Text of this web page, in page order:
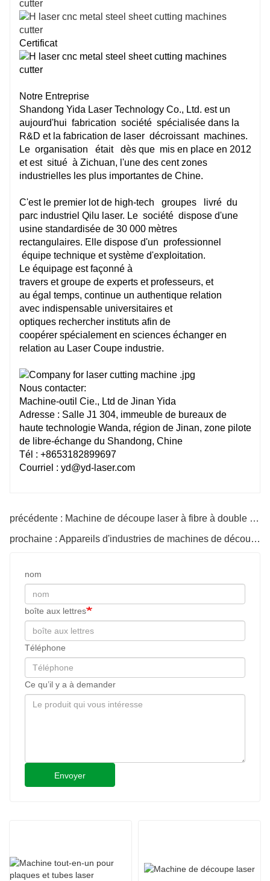
Certificat
Notre Entreprise
Shandong Yida Laser Technology Co., Ltd. est un
aujourd'hui fabrication société spécialisée dans la
R&D et la fabrication de laser décroissant machines.
Le organisation était dès que mis en place en 2012
et est situé à Zichuan, l'une des cent zones
industrielles les plus importantes de Chine.
C'est le premier lot de high-tech groupes livré du
parc industriel Qilu laser. Le société dispose d'une
usine standardisée de 30 000 mètres
rectangulaires. Elle dispose d'un professionnel
équipe technique et système d'exploitation.
Le équipage estfaçonné à
travers etgroupe de experts et professeurs, et
au égal temps, continue un authentique relation
avec indispensable universitaires et
optiques rechercher instituts afin de
coopérer spécialement en sciences échanger en
relation au Laser Coupe industrie.
Nous contacter:
Machine-outil Cie., Ltd de Jinan Yida
Adresse : Salle J1 304, immeuble de bureaux de
haute technologie Wanda, région de Jinan, zone pilote
de libre-échange du Shandong, Chine
Tél : +8653182899697
Courriel : yd@yd-laser.com
précédente : Machine de découpe laser à fibre à double table d'échange H
prochaine : Appareils d'industries de machines de découpe laser CNC en métal modèle H
nom
boîte aux lettres
Téléphone
Ce qu’il y a à demander
Envoyer